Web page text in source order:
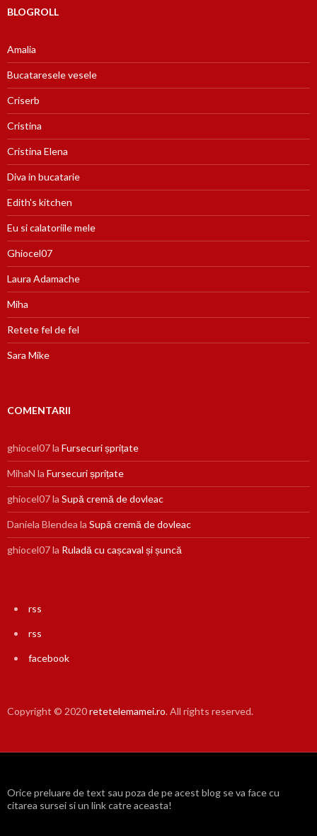
BLOGROLL
Amalia
Bucataresele vesele
Criserb
Cristina
Cristina Elena
Diva in bucatarie
Edith's kitchen
Eu si calatoriile mele
Ghiocel07
Laura Adamache
Miha
Retete fel de fel
Sara Mike
COMENTARII
ghiocel07la Fursecuri șprițate
MihaN la Fursecuri șprițate
ghiocel07la Supă cremă de dovleac
Daniela Blendea la Supă cremă de dovleac
ghiocel07la Ruladă cu cașcaval și șuncă
rss
rss
facebook
Copyright © 2020retetelemamei.ro. All rights reserved.
Orice preluare de text sau poza de pe acest blog se va face cu
citarea sursei si un link catre aceasta!